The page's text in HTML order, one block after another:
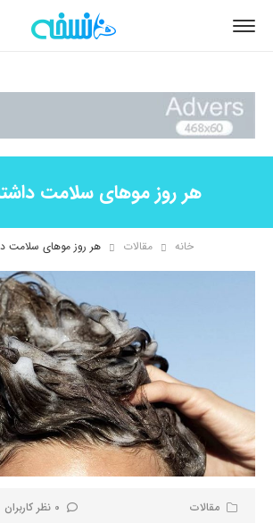
هر روز موهای سلامت
خانه مقالات هر روز موهای سلامت
مقالات
0 نظر کاربران